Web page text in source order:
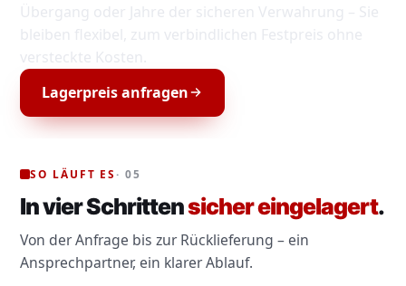
Übergang oder Jahre der sicheren Verwahrung – Sie
bleiben flexibel, zum verbindlichen Festpreis ohne
versteckte Kosten.
Lagerpreis anfragen
SO LÄUFT ES· 05
In vier Schrittensicher eingelagert.
Von der Anfrage bis zur Rücklieferung – ein
Ansprechpartner, ein klarer Ablauf.